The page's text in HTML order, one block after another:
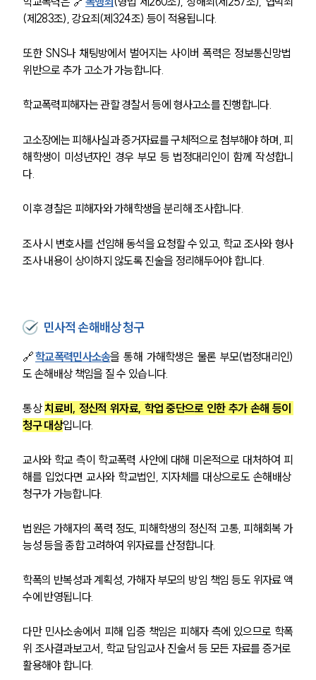
업무분야
전체
구성원 소개
언론보도
공지사항
법률서식
뉴스레터/브로슈어
대륜법률상담예약
대륜법률상담예약
(제283조), 강요죄(제324조) 등이 적용됩니다.
또한 SNS나 채팅방에서 벌어지는 사이버 폭력은 정보통신망법
위반으로 추가 고소가 가능합니다.
학교폭력피해자는 관할 경찰서 등에 형사고소를 진행합니다.
고소장에는 피해사실과 증거자료를 구체적으로 첨부해야 하며, 피
해학생이 미성년자인 경우 부모 등 법정대리인이 함께 작성합니
다.
이후 경찰은 피해자와 가해학생을 분리해 조사합니다.
조사 시 변호사를 선임해 동석을 요청할 수 있고, 학교 조사와 형사
조사 내용이 상이하지 않도록 진술을 정리해두어야 합니다.
민사적 손해배상 청구
🔗학교폭력민사소송을 통해 가해학생은 물론 부모(법정대리인)
도 손해배상 책임을 질 수 있습니다.
통상 치료비, 정신적 위자료, 학업 중단으로 인한 추가 손해 등이
청구 대상입니다.
교사와 학교 측이 학교폭력 사안에 대해 미온적으로 대처하여 피
해를 입었다면 교사와 학교법인, 지자체를 대상으로도 손해배상
청구가 가능합니다.
법원은 가해자의 폭력 정도, 피해학생의 정신적 고통, 피해회복 가
능성 등을 종합 고려하여 위자료를 산정합니다.
학폭의 반복성과 계획성, 가해자 부모의 방임 책임 등도 위자료 액
수에 반영됩니다.
다만 민사소송에서 피해 입증 책임은 피해자 측에 있으므로 학폭
위 조사결과보고서, 학교 담임교사 진술서 등 모든 자료를 증거로
활용해야 합니다.